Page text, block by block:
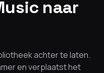
naar
achter te laten.
en verplaatst het